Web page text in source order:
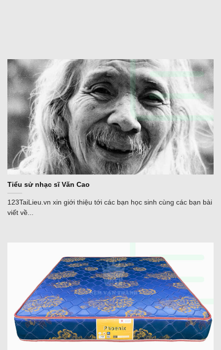
Tiểu sử nhạc sĩ Văn Cao
123TaiLieu.vn xin giới thiệu tới các bạn học sinh cùng các bạn bài
viết về...